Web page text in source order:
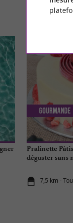
Pralinette
déguster sans
7,5 km -
Gourmande